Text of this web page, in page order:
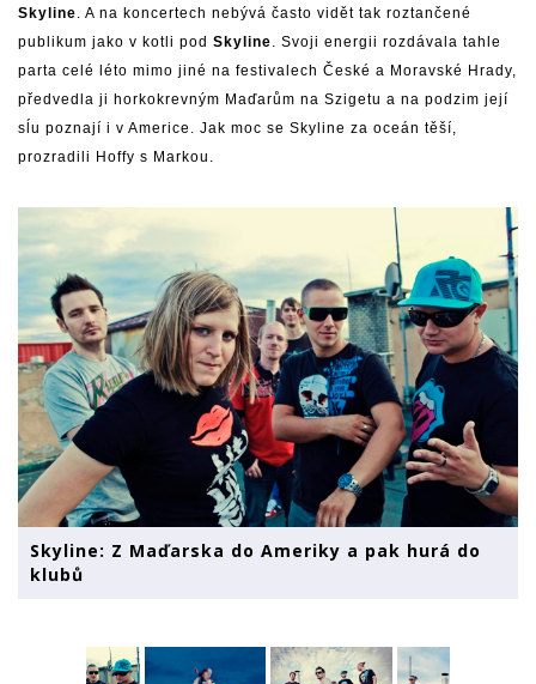
Skyline. A na koncertech nebývá často vidět tak roztančené
publikum jako v kotli pod Skyline. Svoji energii rozdávala tahle
parta celé léto mimo jiné na festivalech České a Moravské Hrady,
předvedla ji horkokrevným Maďarům na Szigetu a na podzim její
sĺu poznají i v Americe. Jak moc se Skyline za oceán těší,
prozradili Hoffy s Markou.
Skyline: Z Maďarska do Ameriky a pak hurá do
klubů